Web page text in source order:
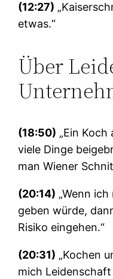
(12:27)
etwas.“
Über
(18:50) „Ein
viele Dinge
man Wiener
(20:14) „Wenn
geben würde,
Risiko eingehen.“
(20:31) „Kochen
mich